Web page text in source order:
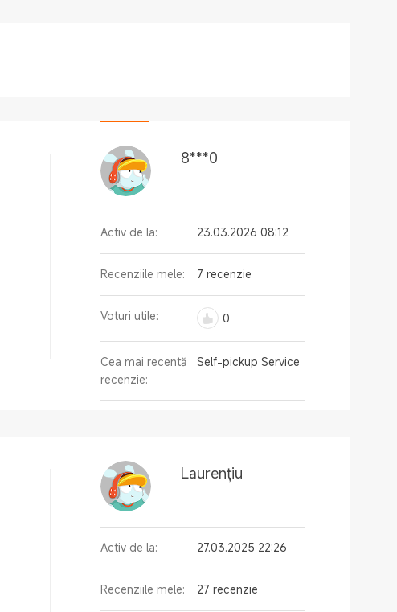
8***0
Activ de la: 23.03.2026 08:12
Recenziile mele: 7 recenzie
Voturi utile: 0
Cea mai recentă
recenzie:
Self-pickup Service
Laurențiu
Activ de la: 27.03.2025 22:26
Recenziile mele: 27 recenzie